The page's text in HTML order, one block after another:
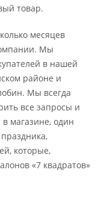
товар.
месяцев
Мы
в нашей
районе и
Мы всегда
все запросы и
магазине, один
которые,
«7 квадратов»